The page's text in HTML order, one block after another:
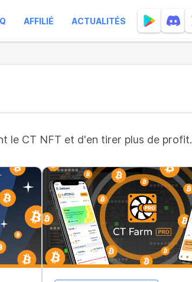
AFFILIÉ ACTUALITÉS
le CT NFT et d'en tirer plus de profit.